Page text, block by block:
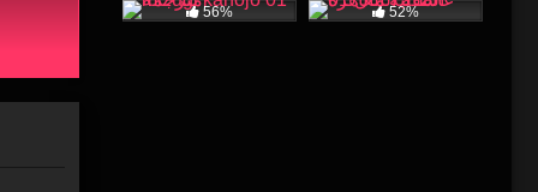
56% 52%